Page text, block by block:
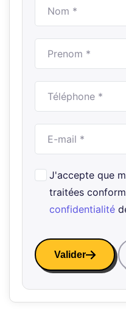
J'accepte que
traitées
confidentialité
Valider